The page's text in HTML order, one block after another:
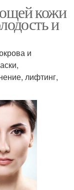
кожи
и
и
лифтинг,